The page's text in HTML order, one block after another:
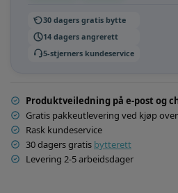
30 dagers gratis bytte
14 dagers angrerett
5-stjerners kundeservice
Produktveiledning på e-post og
Gratis pakkeutlevering ved kjøp over
Rask kundeservice
30 dagers gratis bytterett
Levering 2-5 arbeidsdager